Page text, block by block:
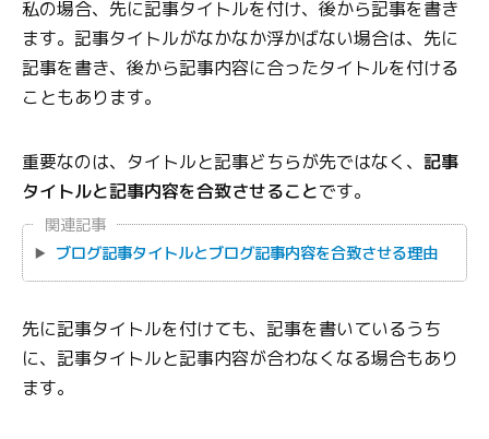
私の場合、先に記事タイトルを付け、後から記事を書き
ます。記事タイトルがなかなか浮かばない場合は、先に
記事を書き、後から記事内容に合ったタイトルを付ける
こともあります。
重要なのは、タイトルと記事どちらが先ではなく、 記事
タイトルと記事内容を合致させることです。
関連記事
ブログ記事タイトルとブログ記事内容を合致させる理由
先に記事タイトルを付けても、記事を書いているうち
に、記事タイトルと記事内容が合わなくなる場合もあり
ます。